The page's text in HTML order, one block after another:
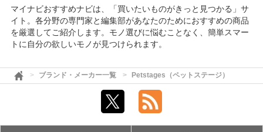
マイナビおすすめナビは、「買いたいものがきっと見つかる」サ
イト。各分野の専門家と編集部があなたのためにおすすめの商品
を厳選してご紹介します。モノ選びに悩むことなく、簡単スマー
トに自分の欲しいモノが見つけられます。
ブランド・メーカー一覧 Petstages（ペットステージ）